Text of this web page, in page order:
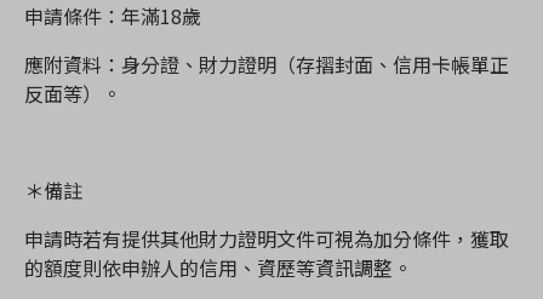
申請條件：年滿18歲
應附資料：身分證、財力證明（存摺封面、信用卡帳單正
反面等）。
＊備註
申請時若有提供其他財力證明文件可視為加分條件，獲取
的額度則依申辦人的信用、資歷等資訊調整。